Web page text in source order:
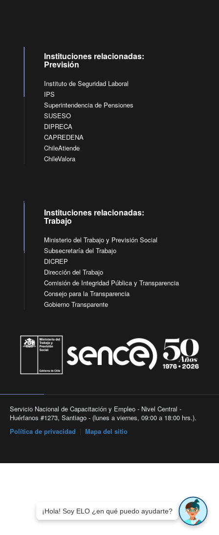
Instituciones relacionadas:
Previsión
Instituto de Seguridad Laboral
IPS
Superintendencia de Pensiones
SUSESO
DIPRECA
CAPREDENA
ChileAtiende
ChileValora
Instituciones relacionadas:
Trabajo
Ministerio del Trabajo y Previsión Social
Subsecretaría del Trabajo
DICREP
Dirección del Trabajo
Comisión de Integridad Pública y Transparencia
Consejo para la Transparencia
Gobierno Transparente
Servicio Nacional de Capacitación y Empleo - Nivel Central -
Huérfanos #1273, Santiago - (lunes a viernes, 09:00 a 18:00 hrs.).
Política de privacidad
Mapa del sitio
¡Hola! Soy ELO ¿en qué puedo ayudarte?